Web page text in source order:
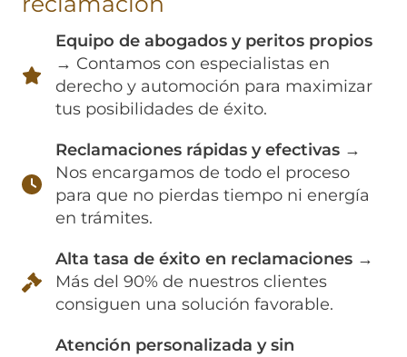
Equipo de abogados y peritos propios
→ Contamos con especialistas en
derecho y automoción para maximizar
tus posibilidades de éxito.
Reclamaciones rápidas y efectivas →
Nos encargamos de todo el proceso
para que no pierdas tiempo ni energía
en trámites.
Alta tasa de éxito en reclamaciones →
Más del 90% de nuestros clientes
consiguen una solución favorable.
Atención personalizada y sin